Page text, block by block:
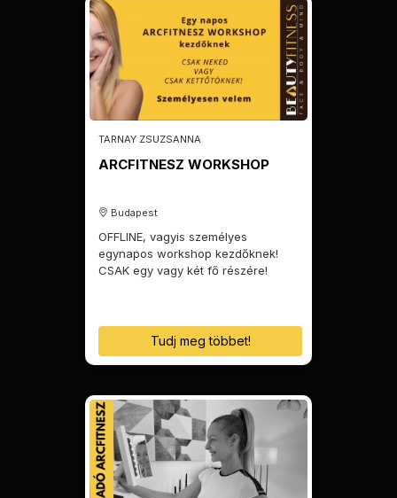
TARNAY ZSUZSANNA
ARCFITNESZ WORKSHOP
Budapest
OFFLINE, vagyis személyes
egynapos workshop kezdőknek!
CSAK egy vagy két fő részére!
Tudj meg többet!